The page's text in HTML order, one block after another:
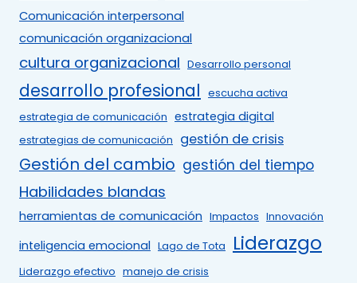
Comunicación interpersonal
comunicación organizacional
cultura organizacional Desarrollo personal
desarrollo profesional escucha activa
estrategia de comunicación estrategia digital
estrategias de comunicación gestión de crisis
Gestión del cambio gestión del tiempo
Habilidades blandas
herramientas de comunicación Impactos Innovación
inteligencia emocional Lago de Tota Liderazgo
Liderazgo efectivo manejo de crisis